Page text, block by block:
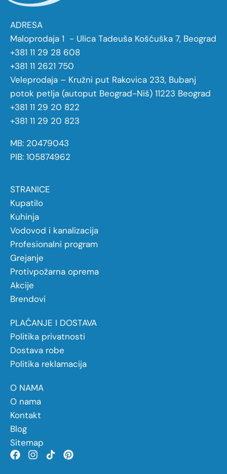
ADRESA
Maloprodaja 1 - Ulica Tadeuša Košćuška 7, Beograd
+381 11 29 28 608
+381 11 2621 750
Veleprodaja – Kružni put Rakovica 233, Bubanj
potok petlja (autoput Beograd-Niš) 11223 Beograd
+381 11 29 20 822
+381 11 29 20 823
MB: 20479043
PIB: 105874962
STRANICE
Kupatilo
Kuhinja
Vodovod i kanalizacija
Profesionalni program
Grejanje
Protivpožarna oprema
Akcije
Brendovi
PLAĆANJE I DOSTAVA
Politika privatnosti
Dostava robe
Politika reklamacija
O NAMA
O nama
Kontakt
Blog
Sitemap